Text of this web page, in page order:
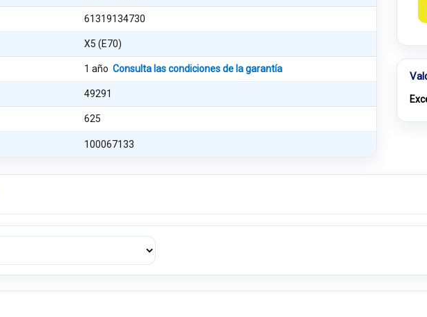
61319134730
X5 (E70)
1 añoConsulta las condiciones de la garantía
49291
625
100067133